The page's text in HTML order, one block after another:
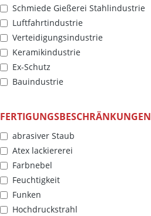
Schmiede Gießerei Stahlindustrie
Luftfahrtindustrie
Verteidigungsindustrie
Keramikindustrie
Ex-Schutz
Bauindustrie
Schiffbau
FERTIGUNGSBESCHRÄNKUNGEN
abrasiver Staub
Atex lackiererei
Farbnebel
Feuchtigkeit
Funken
Hochdruckstrahl